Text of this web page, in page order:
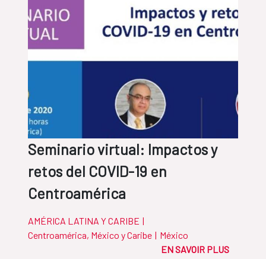
Seminario virtual: Impactos y
retos del COVID-19 en
Centroamérica
AMÉRICA LATINA Y CARIBE |
Centroamérica, México y Caribe | México
EN SAVOIR PLUS